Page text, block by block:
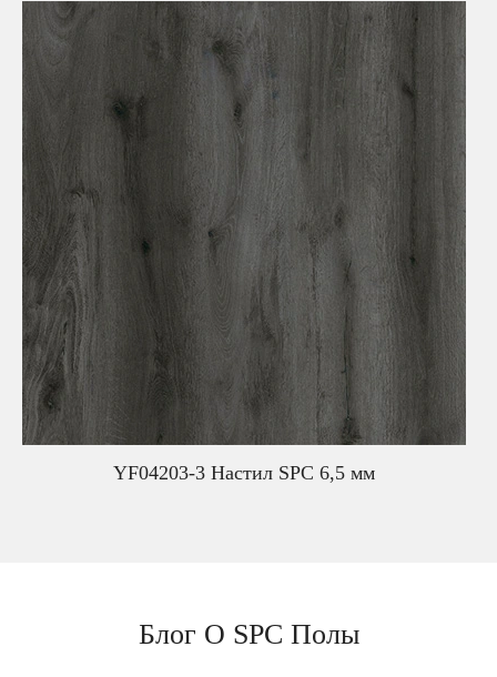
YF04203-3 Настил SPC 6,5 мм
Блог О SPC Полы